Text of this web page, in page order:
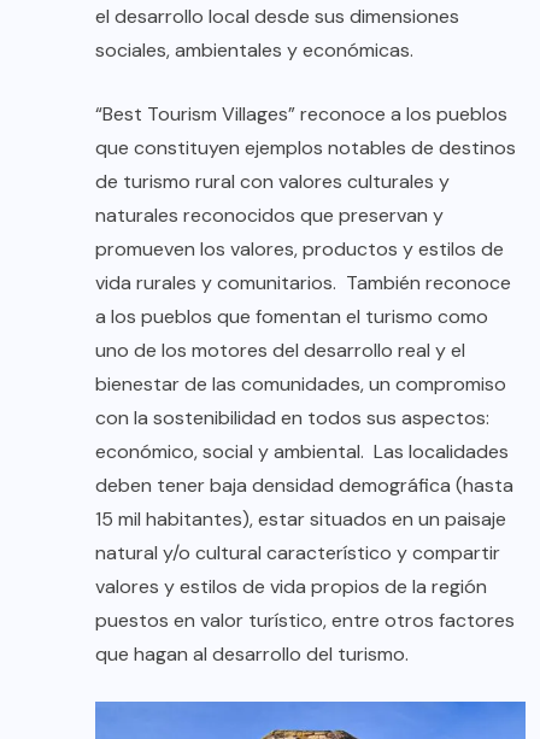
el desarrollo local desde sus dimensiones
sociales, ambientales y económicas.
“Best Tourism Villages” reconoce a los pueblos
que constituyen ejemplos notables de destinos
de turismo rural con valores culturales y
naturales reconocidos que preservan y
promueven los valores, productos y estilos de
vida rurales y comunitarios. También reconoce
a los pueblos que fomentan el turismo como
uno de los motores del desarrollo real y el
bienestar de las comunidades, un compromiso
con la sostenibilidad en todos sus aspectos:
económico, social y ambiental. Las localidades
deben tener baja densidad demográfica (hasta
15 mil habitantes), estar situados en un paisaje
natural y/o cultural característico y compartir
valores y estilos de vida propios de la región
puestos en valor turístico, entre otros factores
que hagan al desarrollo del turismo.